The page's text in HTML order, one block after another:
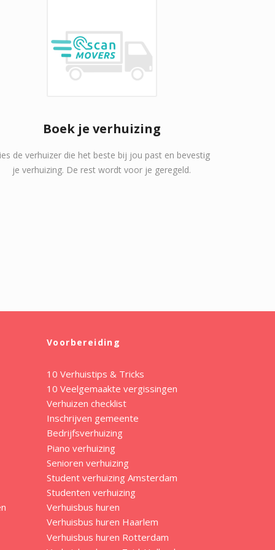
Boek je verhuizing
de verhuizer die het beste bij jou past en bevestig
je verhuizing. De rest wordt voor je geregeld.
Voorbereiding
10 Verhuistips & Tricks
10 Veelgemaakte vergissingen
Verhuizen checklist
Inschrijven gemeente
Bedrijfsverhuizing
Piano verhuizing
Senioren verhuizing
Student verhuizing Amsterdam
Studenten verhuizing
Verhuisbus huren
Verhuisbus huren Haarlem
Verhuisbus huren Rotterdam